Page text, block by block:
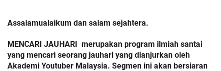
Assalamualaikum dan salam sejahtera.
MENCARI JAUHARI  merupakan program ilmiah santai
yang mencari seorang jauhari yang dianjurkan oleh
Akademi Youtuber Malaysia. Segmen ini akan bersiaran